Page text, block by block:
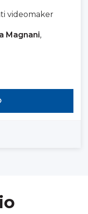
videomaker
Magnani,